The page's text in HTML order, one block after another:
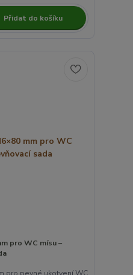
Přidat do košíku
pro WC mísu –